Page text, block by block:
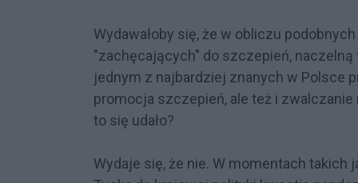
Wydawałoby się, że w obliczu
"zachęcających" do szczepień,
jednym z najbardziej znanych w Polsce
promocja szczepień, ale też i
to się udało?
Wydaje się, że nie. W momentach takich